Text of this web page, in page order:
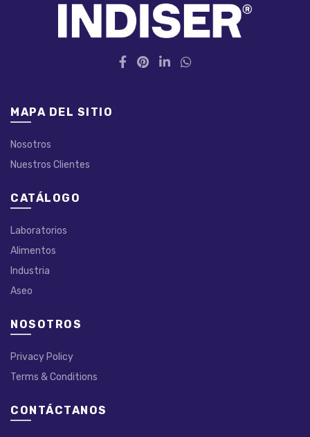
MAPA DEL SITIO
Nosotros
Nuestros Clientes
CATÁLOGO
Laboratorios
Alimentos
Industria
Aseo
NOSOTROS
Privacy Policy
Terms & Conditions
CONTÁCTANOS